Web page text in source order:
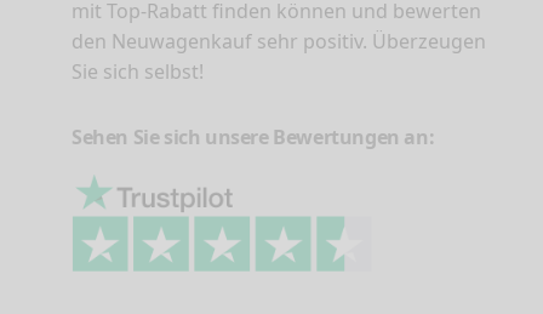
mit Top-Rabatt finden können und bewerten
den Neuwagenkauf sehr positiv. Überzeugen
Sie sich selbst!
Sehen Sie sich unsere Bewertungen an: